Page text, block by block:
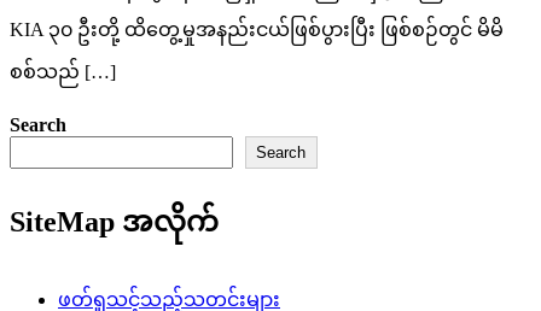
KIA ၃၀ ဦးတို့ ထိတွေ့မှုအနည်းငယ်ဖြစ်ပွားပြီး ဖြစ်စဉ်တွင် မိမိ
စစ်သည် […]
Search
Search
SiteMap အလိုက်
ဖတ်ရှုသင့်သည့်သတင်းများ